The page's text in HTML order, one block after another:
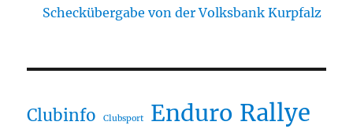
Scheckübergabe von der Volksbank Kurpfalz
Clubinfo Clubsport Enduro Rallye